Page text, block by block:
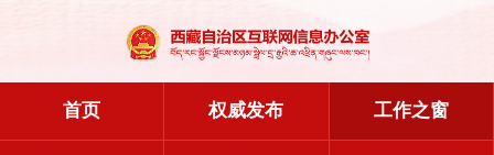
首页 权威发布 工作之窗